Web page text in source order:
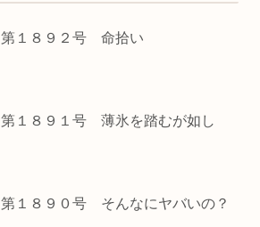
第１８９２号 命拾い
第１８９１号 薄氷を踏むが如し
第１８９０号 そんなにヤバいの？